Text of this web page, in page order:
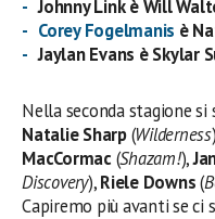
Johnny Link è Will
Corey Fogelmanis è
Jaylan Evans è Skylar
Nella seconda stagione
Natalie Sharp(Wilderness
MacCormac (Shazam!),
Discovery),Riele Downs(
Capiremo più avanti se ci